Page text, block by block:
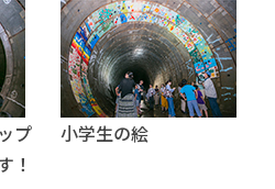
プ
！
小学生の絵